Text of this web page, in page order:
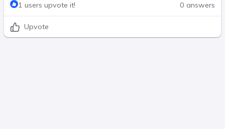
1 users upvote it! 0 answers
Upvote